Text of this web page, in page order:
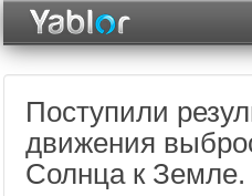
Поступили
движения
Солнца к